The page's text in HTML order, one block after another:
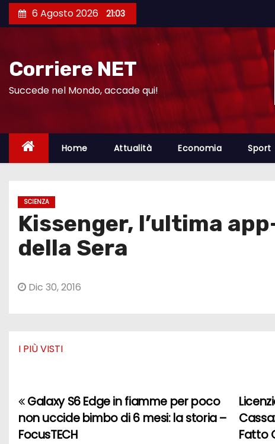
a
6 Agosto 2026 21:03
Corriere NET
Succede nel Mondo, accade qui!
Home Attualità Economia Sport
SCIENZA
Kissenger, l’ultima
della Sera
Dic 30, 2016
I PIÙ VISTI
N
a
Fatto
Galaxy S6 Edge in fiamme per poco
non uccide bimbo di 6 mesi: la storia –
FocusTECH